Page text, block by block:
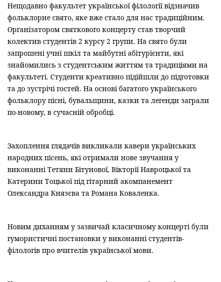
Нещодавно факультет української філології відзначив
фольклорне свято, яке вже стало для нас традиційним.
Організатором святкового концерту став творчий
колектив студентів 2 курсу 2 групи. На свято були
запрошені учні шкіл та майбутні абітурієнти, які
знайомились з студентським життям та традиціями на
факультеті. Студенти креативно підійшли до підготовки
та до зустрічі гостей. На основі багатого українського
фольклору пісні, бувальщини, казки та легенди заграли
по-новому, в сучасній обробці.
Захоплення глядачів викликали кавери українських
народних пісень, які отримали нове звучання у
виконанні Тетяни Бітунової, Вікторії Навроцької та
Катерини Тоцької під гітарний акомпанемент
Олександра Князєва та Романа Коваленка.
Новим диханням у зазвичай класичному концерті були
гумористичні постановки у виконанні студентів-
філологів про вчителів української мови.